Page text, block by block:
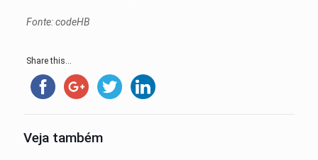
Fonte: codeHB
Share this...
Veja também